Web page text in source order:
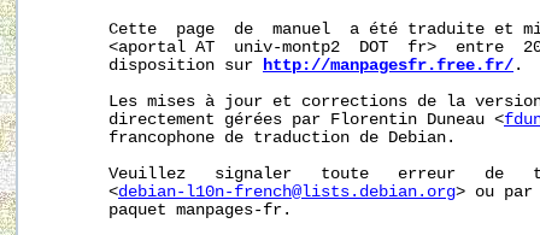
Cette  page  de  manuel  a été traduite et
<aportal AT  univ-montp2  DOT  fr>  entre
       disposition sur
http://manpagesfr.free.fr/ .
Les mises à jour et corrections de la
       directement gérées par Florentin Duneau <
       francophone de traduction de Debian.
Veuillez   signaler   toute   erreur   de
       <
debian-l10n-french@lists.debian.org> ou par
       paquet manpages-fr.